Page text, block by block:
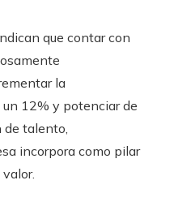
que contar con
la
12% y potenciar de
talento,
incorpora como pilar